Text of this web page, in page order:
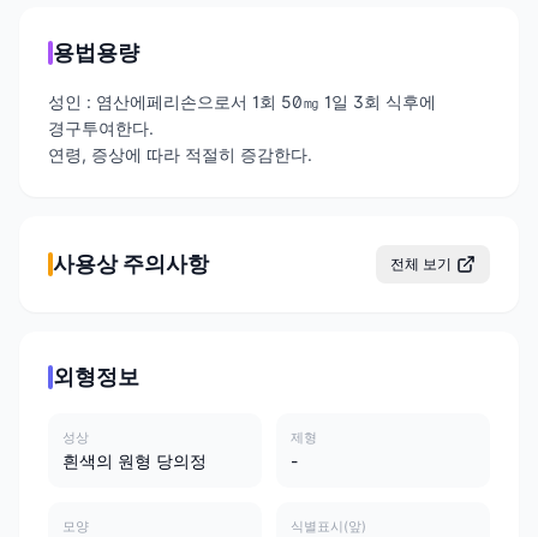
용법용량
성인 : 염산에페리손으로서 1회 50㎎ 1일 3회 식후에
경구투여한다.
연령, 증상에 따라 적절히 증감한다.
사용상 주의사항 전체 보기
외형정보
성상
흰색의 원형 당의정
제형
-
모양 식별표시(앞)